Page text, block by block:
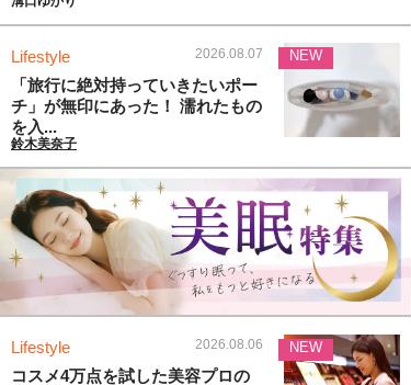
Lifestyle 2026.08.07
「旅行に絶対持っていきたいポー
チ」が無印にあった！ 濡れたもの
を入...
鈴木美奈子
NEW
Lifestyle 2026.08.06
コスメ4万点を試した美容プロの
NEW